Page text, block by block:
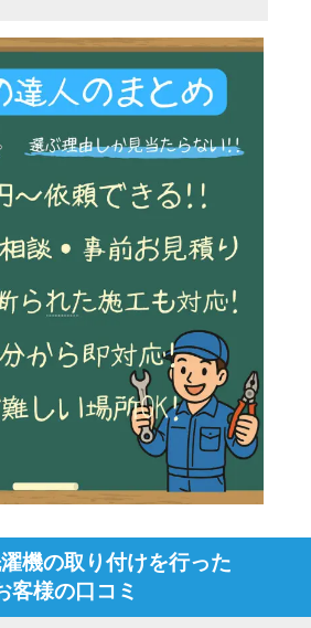
機の取り付けを行った
客様の口コミ